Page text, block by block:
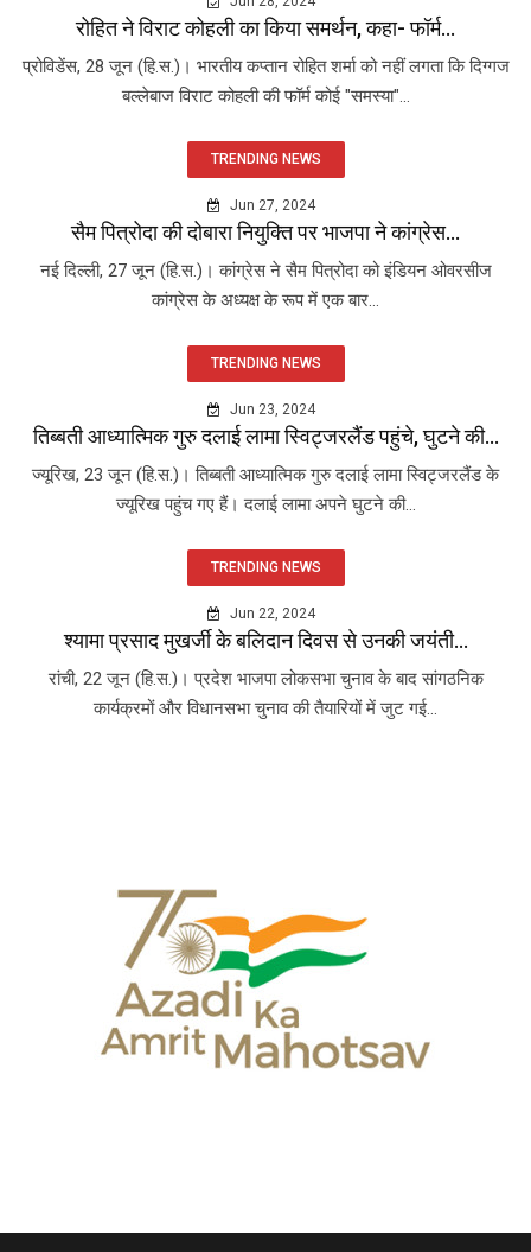
रोहित ने विराट कोहली का किया समर्थन, कहा- फॉर्म...
प्रोविडेंस, 28 जून (हि.स.)। भारतीय कप्तान रोहित शर्मा को नहीं लगता कि दिग्गज
बल्लेबाज विराट कोहली की फॉर्म कोई "समस्या"...
TRENDING NEWS
Jun 27, 2024
सैम पित्रोदा की दोबारा नियुक्ति पर भाजपा ने कांग्रेस...
नई दिल्ली, 27 जून (हि.स.)। कांग्रेस ने सैम पित्रोदा को इंडियन ओवरसीज
कांग्रेस के अध्यक्ष के रूप में एक बार...
TRENDING NEWS
Jun 23, 2024
तिब्बती आध्यात्मिक गुरु दलाई लामा स्विट्जरलैंड पहुंचे, घुटने की...
ज्यूरिख, 23 जून (हि.स.)। तिब्बती आध्यात्मिक गुरु दलाई लामा स्विट्जरलैंड के
ज्यूरिख पहुंच गए हैं। दलाई लामा अपने घुटने की...
TRENDING NEWS
Jun 22, 2024
श्यामा प्रसाद मुखर्जी के बलिदान दिवस से उनकी जयंती...
रांची, 22 जून (हि.स.)। प्रदेश भाजपा लोकसभा चुनाव के बाद सांगठनिक
कार्यक्रमों और विधानसभा चुनाव की तैयारियों में जुट गई...